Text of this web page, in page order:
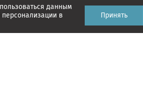
данным
в
Принять